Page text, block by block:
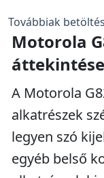
Továbbiak
Motorola
áttekintése
A Motorola
alkatrészek
legyen szó
egyéb belső